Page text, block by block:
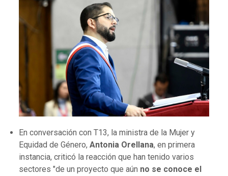
En conversación con T13, la ministra de la Mujer y
Equidad de Género, Antonia Orellana, en primera
instancia, criticó la reacción que han tenido varios
sectores "de un proyecto que aún no se conoce el